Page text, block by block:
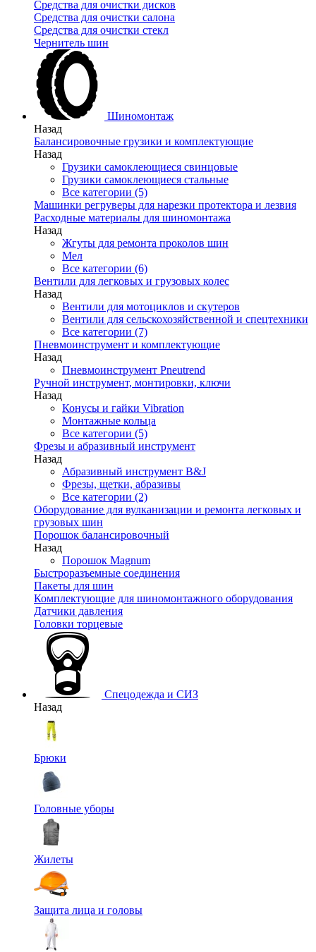
Средства для очистки дисков
Средства для очистки салона
Средства для очистки стекл
Чернитель шин
Шиномонтаж
Назад
Балансировочные грузики и комплектующие
Назад
Грузики самоклеющиеся свинцовые
Грузики самоклеющиеся стальные
Все категории (5)
Машинки регруверы для нарезки протектора и лезвия
Расходные материалы для шиномонтажа
Назад
Жгуты для ремонта проколов шин
Мел
Все категории (6)
Вентили для легковых и грузовых колес
Назад
Вентили для мотоциклов и скутеров
Вентили для сельскохозяйственной и спецтехники
Все категории (7)
Пневмоинструмент и комплектующие
Назад
Пневмоинструмент Pneutrend
Ручной инструмент, монтировки, ключи
Назад
Конусы и гайки Vibration
Монтажные кольца
Все категории (5)
Фрезы и абразивный инструмент
Назад
Абразивный инструмент B&J
Фрезы, щетки, абразивы
Все категории (2)
Оборудование для вулканизации и ремонта легковых и
грузовых шин
Порошок балансировочный
Назад
Порошок Magnum
Быстроразъемные соединения
Пакеты для шин
Комплектующие для шиномонтажного оборудования
Датчики давления
Головки торцевые
Спецодежда и СИЗ
Назад
Брюки
Головные уборы
Жилеты
Защита лица и головы